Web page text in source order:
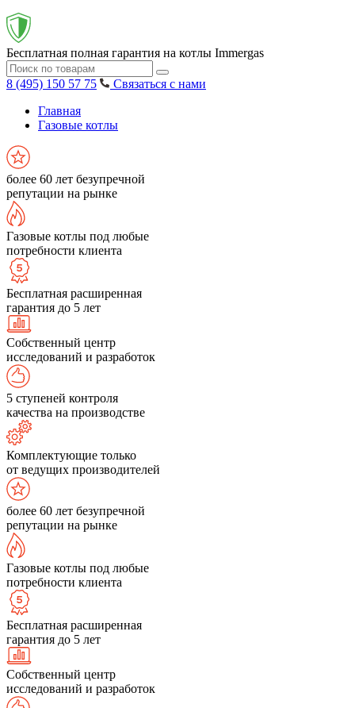
Бесплатная полная гарантия на котлы Immergas
8 (495) 150 57 75
Связаться с нами
Главная
Газовые котлы
более 60 лет безупречной
репутации на рынке
Газовые котлы под любые
потребности клиента
Бесплатная расширенная
гарантия до 5 лет
Собственный центр
исследований и разработок
5 ступеней контроля
качества на производстве
Комплектующие только
от ведущих производителей
более 60 лет безупречной
репутации на рынке
Газовые котлы под любые
потребности клиента
Бесплатная расширенная
гарантия до 5 лет
Собственный центр
исследований и разработок